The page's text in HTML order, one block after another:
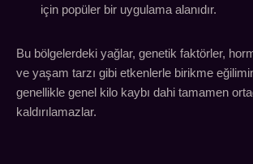
için popüler bir uygulama alanıdır.
Bu bölgelerdeki yağlar, genetik faktörler,
ve yaşam tarzı gibi etkenlerle birikme
genellikle genel kilo kaybı dahi tamamen
kaldırılamazlar.